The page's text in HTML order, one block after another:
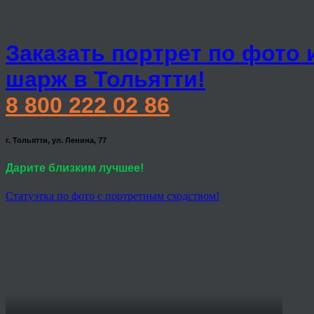
Заказать портрет по фото
шарж в Тольятти!
8 800 222 02 86
г. Тольятти, ул. Ленина, 77
Дарите близким лучшее!
Статуэтка по фото с портретным сходством!